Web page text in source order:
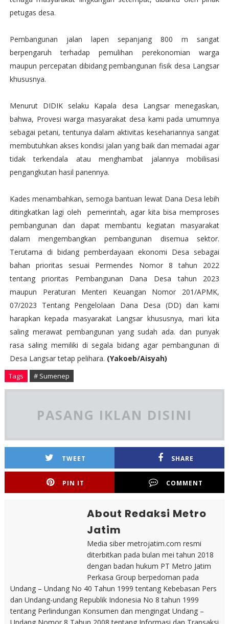
petugas desa.
Pembangunan jalan lapen sepanjang 800 m sangat
berpengaruh terhadap pemulihan perekonomian warga
maupun percepatan dibidang pembangunan fisik desa Langsar
khususnya.
Menurut DIDIK selaku Kapala desa Langsar menegaskan,
bahwa, Provesi warga masyarakat desa kami pada umumnya
sebagai petani, tentunya dalam aktivitas kesehariannya sangat
membutuhkan akses kondisi jalan yang baik dan memadai agar
tidak terkendala atau menghambat jalannya mobilisasi
pengangkutan hasil panennya.
Kades menambahkan, semoga bantuan lewat Dana Desa lebih
ditingkatkan lagi oleh pemerintah, agar kita bisa memproses
pembangunan dan dapat membantu kegiatan masyarakat
dalam mengembangkan pembangunan disemua sektor.
Terutama di bidang pemberdayaan ekonomi Desa sebagai
bahan prioritas sesuai Permendes Nomor 8 tahun 2022
tentang prioritas Pembangunan Dana Desa tahun 2023
maupun Peraturan Menteri Keuangan Nomor 201/APMK,
07/2023 Tentang Pengelolaan Dana Desa (DD) dan kami
harapkan kepada masyarakat Langsar khususnya, mari kita
saling merawat pembangunan yang sudah ada. dan punyak
rasa saling memiliki di segala bidang agar pembangunan di
Desa Langsar tetap pelihara. (Yakoeb/Aisyah)
Tags # Sumenep
PASANG IKLAN DISINI
TWEET SHARE
PIN IT COMMENT
About Redaksi Metro
Jatim
Media siber metrojatim.com resmi
diterbitkan pada bulan mei tahun 2018
dengan badan hukum PT Metro Jatim
Perkasa Group berpedoman pada
Undang – Undang No 40 Tahun 1999 tentang Kebebasan Pers
dan Undang-undang Republik Indonesia No 8 tahun 1999
tentang Perlindungan Konsumen dan mengingat Undang –